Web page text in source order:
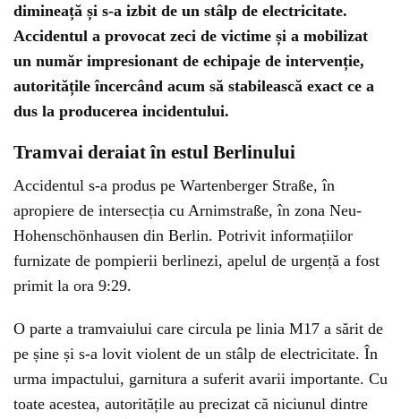
dimineață și s-a izbit de un stâlp de electricitate.
Accidentul a provocat zeci de victime și a mobilizat
un număr impresionant de echipaje de intervenție,
autoritățile încercând acum să stabilească exact ce a
dus la producerea incidentului.
Tramvai deraiat în estul Berlinului
Accidentul s-a produs pe Wartenberger Straße, în
apropiere de intersecția cu Arnimstraße, în zona Neu-
Hohenschönhausen din Berlin. Potrivit informațiilor
furnizate de pompierii berlinezi, apelul de urgență a fost
primit la ora 9:29.
O parte a tramvaiului care circula pe linia M17 a sărit de
pe șine și s-a lovit violent de un stâlp de electricitate. În
urma impactului, garnitura a suferit avarii importante. Cu
toate acestea, autoritățile au precizat că niciunul dintre